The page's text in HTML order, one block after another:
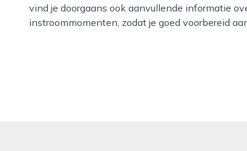
vind je doorgaans ook aanvullende informatie
instroommomenten, zodat je goed voorbereid